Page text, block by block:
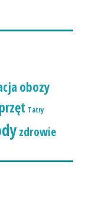
obozy
Tatry
zdrowie